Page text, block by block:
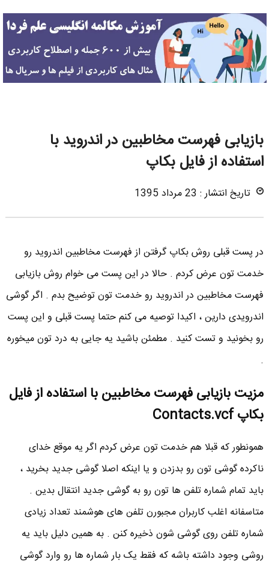
بازیابی فهرست مخاطبین در اندروید با
استفاده از فایل بکاپ
تاریخ انتشار : 23 مرداد 1395
در پست قبلی روش بکاپ گرفتن از فهرست مخاطبین اندروید رو
خدمت تون عرض کردم . حالا در این پست می خوام روش بازیابی
فهرست مخاطبین در اندروید رو خدمت تون توضیح بدم . اگر گوشی
اندرویدی دارین ، اکیدا توصیه می کنم حتما پست قبلی و این پست
رو بخونید و تست کنید . مطمئن باشید یه جایی به درد تون میخوره
.
مزیت بازیابی فهرست مخاطبین با استفاده از فایل
بکاپ Contacts.vcf
همونطور که قبلا هم خدمت تون عرض کردم اگر یه موقع خدای
ناکرده گوشی تون رو بدزدن و یا اینکه اصلا گوشی جدید بخرید ،
باید تمام شماره تلفن ها تون رو به گوشی جدید انتقال بدین .
متاسفانه اغلب کاربران مجبورن تلفن های هوشمند تعداد زیادی
شماره تلفن روی گوشی شون ذخیره کنن . به همین دلیل باید یه
روشی وجود داشته باشه که فقط یک بار شماره ها رو وارد گوشی